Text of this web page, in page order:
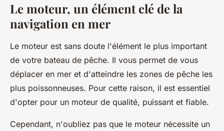
Le moteur, un élément clé de la
navigation en mer
Le moteur est sans doute l'élément le plus important
de votre bateau de pêche. Il vous permet de vous
déplacer en mer et d'atteindre les zones de pêche les
plus poissonneuses. Pour cette raison, il est essentiel
d'opter pour un moteur de qualité, puissant et fiable.
Cependant, n'oubliez pas que le moteur nécessite un